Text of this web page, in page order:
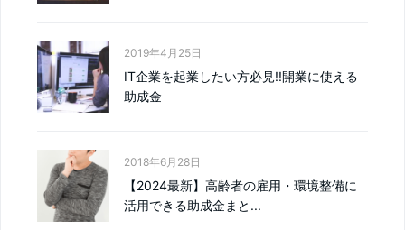
2019年4月25日
IT企業を起業したい方必見!!開業に使える
助成金
2018年6月28日
【2024最新】高齢者の雇用・環境整備に
活用できる助成金まと...